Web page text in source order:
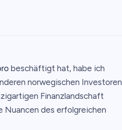
beschäftigt hat, habe ich
norwegischen Investoren
Finanzlandschaft
Nuancen des erfolgreichen